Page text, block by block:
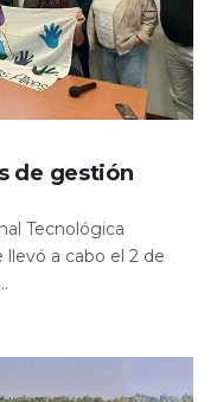
de gestión
Tecnológica
llevó a cabo el 2 de